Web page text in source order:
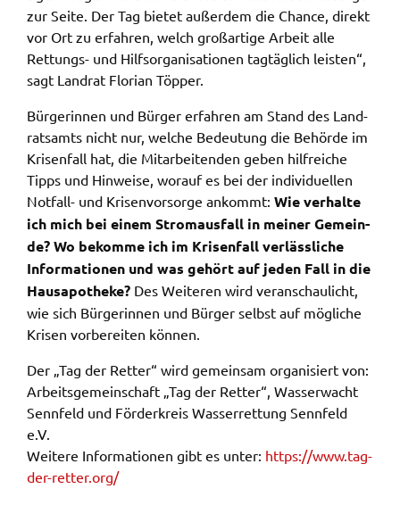
zur Seite. Der Tag bietet außer­dem die Chan­ce, direkt
vor Ort zu erfah­ren, welch groß­ar­ti­ge Arbeit alle
Rettungs- und Hilfs­or­ga­ni­sa­tio­nen tagtäg­lich leis­ten“,
sagt Land­rat Flori­an Töpper.
Bürge­rin­nen und Bürger erfah­ren am Stand des Land­
rats­amts nicht nur, welche Bedeu­tung die Behör­de im
Krisen­fall hat, die Mitar­bei­ten­den geben hilf­rei­che
Tipps und Hinwei­se, worauf es bei der indi­vi­du­el­len
Notfall- und Krisen­vor­sor­ge ankommt: Wie verhal­te
ich mich bei einem Strom­aus­fall in meiner Gemein­
de? Wo bekom­me ich im Krisen­fall verläss­li­che
Infor­ma­tio­nen und was gehört auf jeden Fall in die
Haus­apo­the­ke? Des Weite­ren wird veran­schau­licht,
wie sich Bürge­rin­nen und Bürger selbst auf mögli­che
Krisen vorbe­rei­ten können.
Der „Tag der Retter“ wird gemein­sam orga­ni­siert von:
Arbeits­ge­mein­schaft „Tag der Retter“, Wasser­wacht
Senn­feld und Förder­kreis Wasser­ret­tung Senn­feld
e.V.
Weite­re Infor­ma­tio­nen gibt es unter: https://​www.​tag-​
der-​retter.​org/
Anbieter:
Landratsamt Schweinfurt
Zweck:
Cookie Laufzeit:
Session
EXTERNE MEDIEN
Wir weisen darauf hin, dass die Verarbeitung Ihrer
Daten bei Aktivierung dieser Auswahlaußerhalb
des Verantwortungsbereichs des Landratsamtes
Schweinfurt liegt und hierfür ausschließlich die
Datenschutzbestimmungen des Anbieters YouTube
gelten. Auf unserem Onlineangebot sind
Funktionen von YouTube zur Anzeige und
Wiedergabe von Videos eingebunden. Diese
Funktionen werden angeboten durch YouTube, LLC
901 Cherry Ave. San Bruno, CA 94066 USA,
unterliegen also nicht dem Schutzbereich der
Datenschutzgrundverordnung (DSGVO).